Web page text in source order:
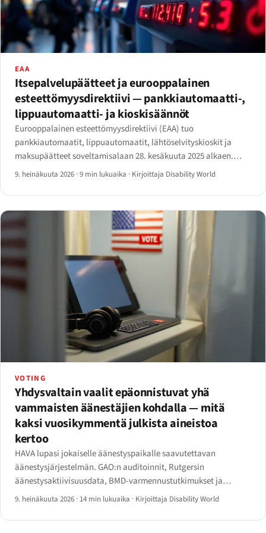
EAA
Itsepalvelupäätteet ja eurooppalainen
esteettömyysdirektiivi — pankkiautomaatti-,
lippuautomaatti- ja kioskisäännöt
Eurooppalainen esteettömyysdirektiivi (EAA) tuo
pankkiautomaatit, lippuautomaatit, lähtöselvityskioskit ja
maksupäätteet soveltamisalaan 28. kesäkuuta 2025 alkaen.
Mitä artikla 2, liite I ja EN 301 549 todella edellyttävät — ja
sitä.
9. heinäkuuta 2026 ·9 min lukuaika · Kirjoittaja Disability World
VOTING
Yhdysvaltain vaalit epäonnistuvat yhä
vammaisten äänestäjien kohdalla — mitä
kaksi vuosikymmentä julkista aineistoa
kertoo
HAVA lupasi jokaiselle äänestyspaikalle saavutettavan
äänestysjärjestelmän. GAO:n auditoinnit, Rutgersin
äänestysaktiivisuusdata, BMD-varmennustutkimukset ja
äänestäjärekisteröintiskannaukset osoittavat kuilun, joka on
vuoteen 2027.
9. heinäkuuta 2026 · 14 min lukuaika · Kirjoittaja Disability World